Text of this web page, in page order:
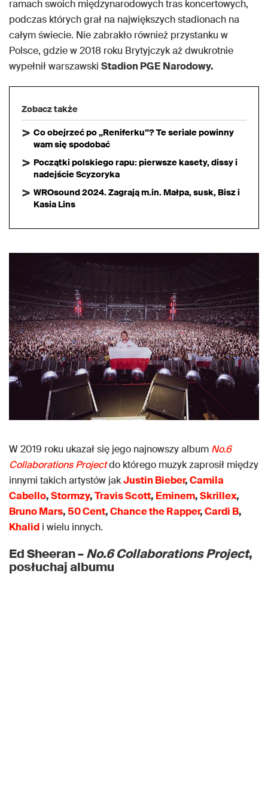
ramach swoich międzynarodowych tras koncertowych,
podczas których grał na największych stadionach na
całym świecie. Nie zabrakło również przystanku w
Polsce, gdzie w 2018 roku Brytyjczyk aż dwukrotnie
wypełnił warszawski Stadion PGE Narodowy.
Zobacz także
Co obejrzeć po „Reniferku”? Te seriale powinny
wam się spodobać
Początki polskiego rapu: pierwsze kasety, dissy i
nadejście Scyzoryka
WROsound 2024. Zagrają m.in. Małpa, susk, Bisz i
Kasia Lins
W 2019 roku ukazał się jego najnowszy album No.6
Collaborations Projectdo którego muzyk zaprosił między
innymi takich artystów jakJustin Bieber,Camila
Cabello,Stormzy,Travis Scott, Eminem,Skrillex,
Bruno Mars,50 Cent,Chance the Rapper,Cardi B,
Khalid i wielu innych.
Ed Sheeran –No.6 Collaborations Project,
posłuchaj albumu